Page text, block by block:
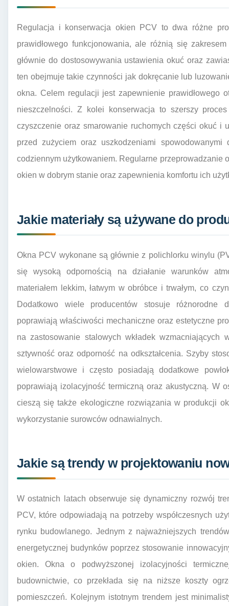
Regulacja i konserwacja okien PCV to dwa różne
prawidłowego funkcjonowania, ale różnią się
głównie do dostosowywania ustawienia okuć oraz
ten obejmuje takie czynności jak dokręcanie lub
okna. Celem regulacji jest zapewnienie prawidłowego
nieszczelności. Z kolei konserwacja to szerszy
czyszczenie oraz smarowanie ruchomych części okuć i
przed zużyciem oraz uszkodzeniami spowodowanymi
codziennym użytkowaniem. Regularne przeprowadzanie
okien w dobrym stanie oraz zapewnienia komfortu ich
Jakie materiały są używane do
Okna PCV wykonane są głównie z polichlorku winylu
się wysoką odpornością na działanie warunków
materiałem lekkim, łatwym w obróbce i trwałym, co
Dodatkowo wiele producentów stosuje różnorodne
poprawiają właściwości mechaniczne oraz estetyczne
na zastosowanie stalowych wkładek
sztywność oraz odporność na odkształcenia. Szyby
wielowarstwowe i często posiadają dodatkowe
poprawiają izolacyjność termiczną oraz akustyczną. W
cieszą się także ekologiczne rozwiązania w produkcji
wykorzystanie surowców odnawialnych.
Jakie są trendy w projektowaniu
W ostatnich latach obserwuje się dynamiczny rozwój
PCV, które odpowiadają na potrzeby współczesnych
rynku budowlanego. Jednym z najważniejszych
energetycznej budynków poprzez stosowanie
okien. Okna o podwyższonej izolacyjności
budownictwie, co przekłada się na niższe koszty
pomieszczeń. Kolejnym istotnym trendem jest